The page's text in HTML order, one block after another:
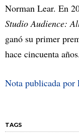
Norman Lear. En
Studio Audience:
ganó su primer
hace cincuenta años.
Nota publicada por
TAGS